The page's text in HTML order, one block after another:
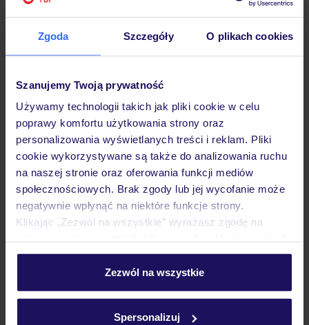
Zgoda Szczegóły O plikach cookies
Szanujemy Twoją prywatność
Używamy technologii takich jak pliki cookie w celu
poprawy komfortu użytkowania strony oraz
personalizowania wyświetlanych treści i reklam. Pliki
cookie wykorzystywane są także do analizowania ruchu
na naszej stronie oraz oferowania funkcji mediów
społecznościowych. Brak zgody lub jej wycofanie może
negatywnie wpłynąć na niektóre funkcje strony.
Klikając „Zezwól na wszystkie” wyrażasz zgodę na
personalizować swój wybór wchodząc w zakładkę
Szczegółowe informacje o plikach cookie znajdziesz
Zezwól na wszystkie
Spersonalizuj
Hotel
Pokoje
Wyżywienie
Atrakcje
Ważne informacje